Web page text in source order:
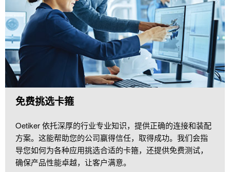
免费挑选卡箍
Oetiker 依托深厚的行业专业知识，提供正确的连接和装配
方案。这能帮助您的公司赢得信任，取得成功。我们会指
导您如何为各种应用挑选合适的卡箍，还提供免费测试，
确保产品性能卓越，让客户满意。